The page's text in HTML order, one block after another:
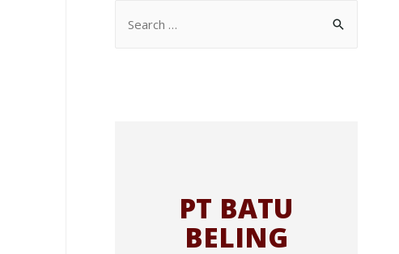
PT BATU
BELING